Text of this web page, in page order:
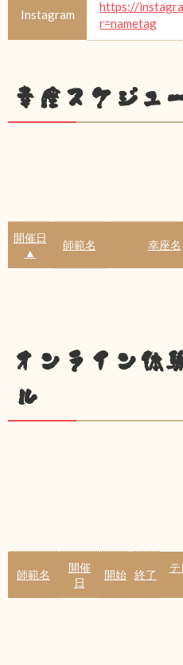
Instagram
https://
r=nametag
幸座スケジュ
開催日
▲
師範名 幸座名
オンライン体
ル
師範名
開催
日
開始 終了
テ